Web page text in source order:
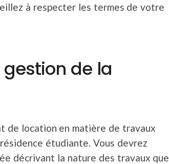
à respecter les termes de votre
de la
de location en matière de travaux
étudiante. Vous devrez
décrivant la nature des travaux que